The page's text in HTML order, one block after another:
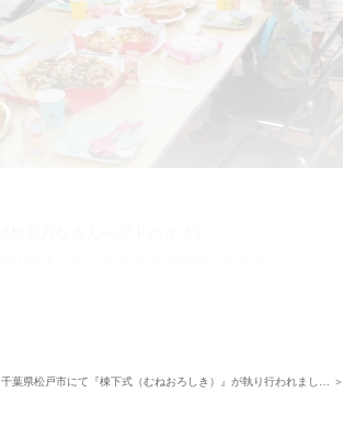
千葉県松戸市にて『棟下式（むねおろしき）』が執り行われまし… ＞